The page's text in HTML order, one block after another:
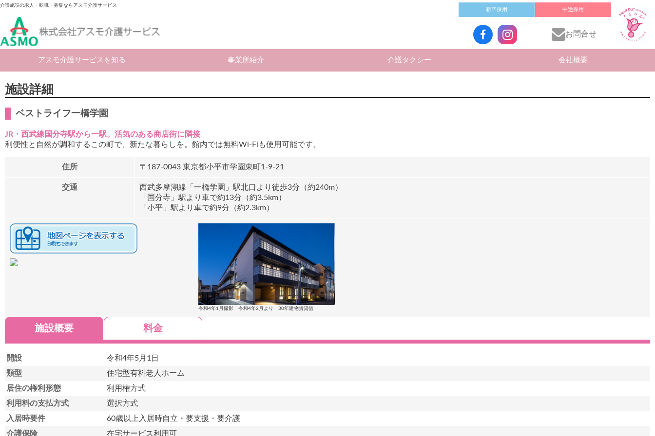
介護施設の求人・転職・募集ならアスモ介護サービス
新卒採用 中途採用
お問合せ
アスモ介護サービスを知る 事業所紹介 介護タクシー 会社概要
施設詳細
ベストライフ一橋学園
JR・西武線国分寺駅から一駅。活気のある商店街に隣接
利便性と自然が調和するこの町で、新たな暮らしを。館内では無料Wi-Fiも使用可能です。
住所 〒187-0043 東京都小平市学園東町1-9-21
交通
西武多摩湖線「一橋学園」駅北口より徒歩3分（約240m）
「国分寺」駅より車で約13分（約3.5km）
「小平」駅より車で約9分（約2.3km）
令和4年1月撮影 令和4年2月より 30年建物賃貸借
施設概要 料金
開設
令和4年5月1日
類型
住宅型有料老人ホーム
居住の権利形態
利用権方式
利用料の支払方式
選択方式
入居時要件
60歳以上入居時自立・要支援・要介護
介護保険
在宅サービス利用可